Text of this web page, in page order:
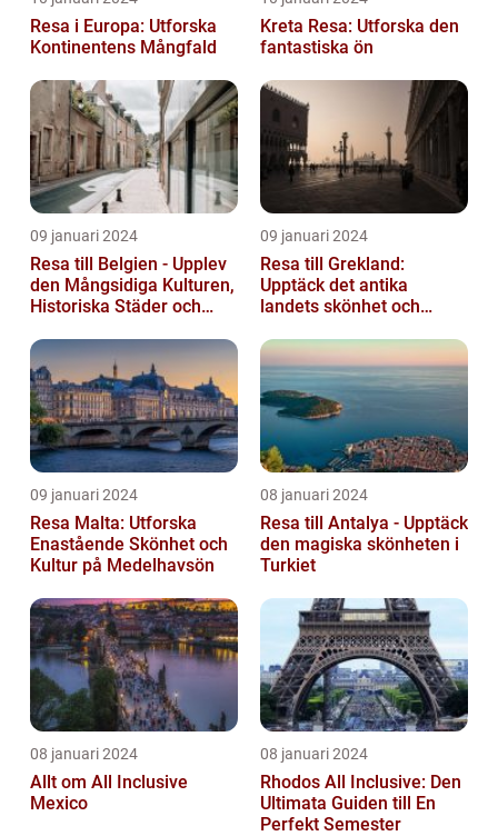
Resa i Europa: Utforska
Kontinentens Mångfald
Kreta Resa: Utforska den
fantastiska ön
09 januari 2024
Resa till Belgien - Upplev
den Mångsidiga Kulturen,
Historiska Städer och
09 januari 2024
Resa till Grekland:
Upptäck det antika
landets skönhet och
09 januari 2024
Resa Malta: Utforska
Enastående Skönhet och
Kultur på Medelhavsön
08 januari 2024
Resa till Antalya - Upptäck
den magiska skönheten i
Turkiet
08 januari 2024
Allt om All Inclusive
Mexico
08 januari 2024
Rhodos All Inclusive: Den
Ultimata Guiden till En
Perfekt Semester